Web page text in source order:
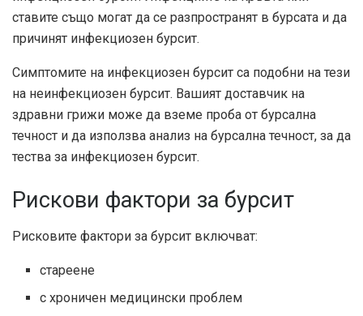
ставите също могат да се разпространят в бурсата и да
причинят инфекциозен бурсит.
Симптомите на инфекциозен бурсит са подобни на тези
на неинфекциозен бурсит. Вашият доставчик на
здравни грижи може да вземе проба от бурсална
течност и да използва анализ на бурсална течност, за да
тества за инфекциозен бурсит.
Рискови фактори за бурсит
Рисковите фактори за бурсит включват:
стареене
с хроничен медицински проблем